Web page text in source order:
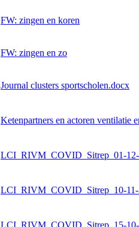
FW: zingen en koren
FW: zingen en zo
Journal clusters sportscholen.docx
Ketenpartners en actoren ventilatie
LCI_RIVM_COVID_Sitrep_01-
LCI_RIVM_COVID_Sitrep_10-